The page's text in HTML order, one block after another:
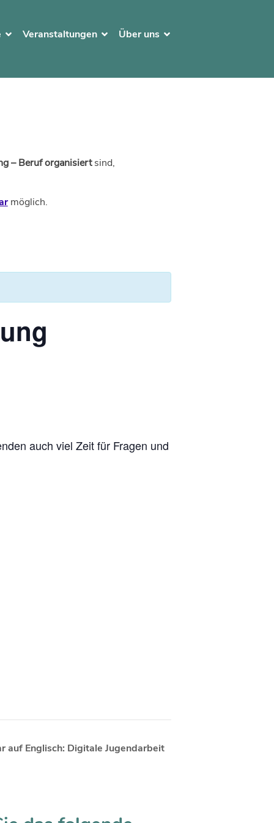
Veranstaltungen Über uns
– Beruf organisiertsind,
möglich.
auch viel Zeit für Fragen und
auf Englisch: Digitale Jugendarbeit